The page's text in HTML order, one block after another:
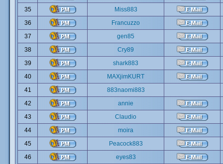
35
Miss883
36
Francuzzo
37
gen85
38
Cry89
39
shark883
40
MAXjimKURT
41
883naomi883
42
annie
43
Claudio
44
moira
45
Peacock883
46
eyes83